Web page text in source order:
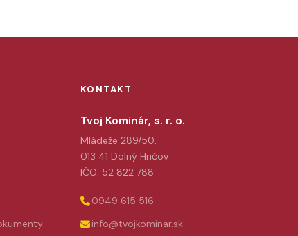
KONTAKT
Tvoj Kominár, s. r. o.
Mládeže 289/50,
013 41 Dolný Hričov
IČO: 52 822 788
0949 615 516
info@tvojkominar.sk